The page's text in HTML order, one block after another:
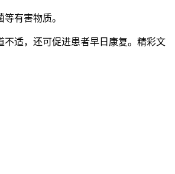
有害物质。
适，还可促进患者早日康复。精彩文